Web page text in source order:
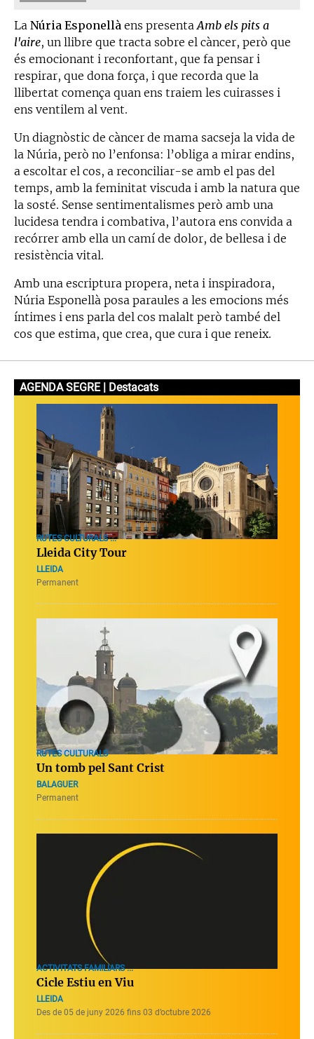
La Núria Esponellà ens presenta Amb els pits a
l'aire, un llibre que tracta sobre el càncer, però que
és emocionant i reconfortant, que fa pensar i
respirar, que dona força, i que recorda que la
llibertat comença quan ens traiem les cuirasses i
ens ventilem al vent.
Un diagnòstic de càncer de mama sacseja la vida de
la Núria, però no l’enfonsa: l’obliga a mirar endins,
a escoltar el cos, a reconciliar-se amb el pas del
temps, amb la feminitat viscuda i amb la natura que
la sosté. Sense sentimentalismes però amb una
lucidesa tendra i combativa, l’autora ens convida a
recórrer amb ella un camí de dolor, de bellesa i de
resistència vital.
Amb una escriptura propera, neta i inspiradora,
Núria Esponellà posa paraules a les emocions més
íntimes i ens parla del cos malalt però també del
cos que estima, que crea, que cura i que reneix.
AGENDA SEGRE | Destacats
RUTES CULTURALS ...
Lleida City Tour
LLEIDA
Permanent
RUTES CULTURALS
Un tomb pel Sant Crist
BALAGUER
Permanent
ACTIVITATS FAMILIARS ...
Cicle Estiu en Viu
LLEIDA
Des de 05 de juny 2026 fins 03 d’octubre 2026